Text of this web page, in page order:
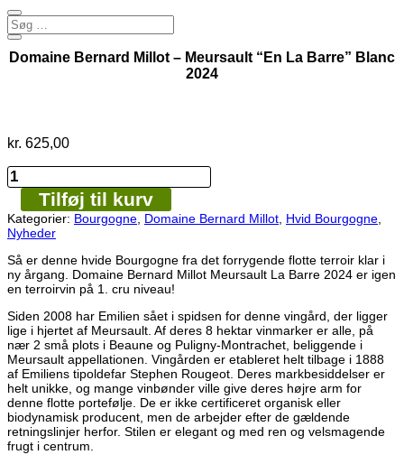
Domaine Bernard Millot – Meursault “En La Barre” Blanc
2024
kr. 625,00
Domaine
Bernard
-
Meursault
“En
La
Barre”
Blanc
antal
Tilføj til kurv
Kategorier: Bourgogne Domaine Bernard Millot Hvid Bourgogne
Nyheder
Så er denne hvide Bourgogne fra det forrygende flotte terroir klar i
ny årgang. Domaine Bernard Millot Meursault La Barre 2024 er igen
en terroirvin på 1. cru niveau!
Siden 2008 har Emilien sået i spidsen for denne vingård, der ligger
lige i hjertet af Meursault. Af deres 8 hektar vinmarker er alle, på
nær 2 små plots i Beaune og Puligny-Montrachet, beliggende i
Meursault appellationen. Vingården er etableret helt tilbage i 1888
af Emiliens tipoldefar Stephen Rougeot. Deres markbesiddelser er
helt unikke, og mange vinbønder ville give deres højre arm for
denne flotte portefølje. De er ikke certificeret organisk eller
biodynamisk producent, men de arbejder efter de gældende
retningslinjer herfor. Stilen er elegant og med ren og velsmagende
frugt i centrum.